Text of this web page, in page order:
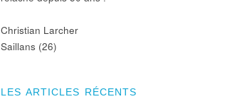
Christian Larcher
Saillans (26)
LES ARTICLES RÉCENTS